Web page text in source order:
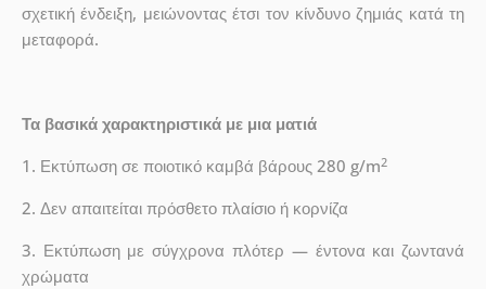
σχετική ένδειξη, μειώνοντας έτσι τον κίνδυνο ζημιάς κατά τη
μεταφορά.
Τα βασικά χαρακτηριστικά με μια ματιά
1. Εκτύπωση σε ποιοτικό καμβά βάρους 280 g/m2
2. Δεν απαιτείται πρόσθετο πλαίσιο ή κορνίζα
3. Εκτύπωση με σύγχρονα πλότερ — έντονα και ζωντανά
χρώματα